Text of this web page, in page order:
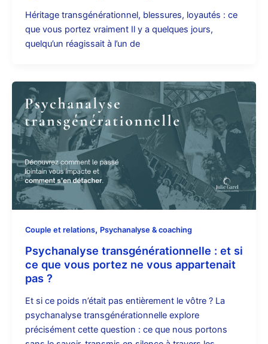
Héritage transgénérationnel, blessures, loyautés : ce
que vous portez vraiment Il y a quelques jours,
quelqu’un réagissait à l’un de
Couple et relations, Psychanalyse & coaching
Psychanalyse transgénérationnelle : et si
ce que vous portez ne vous appartenait
pas ?
Et si ce poids n’était pas entièrement le vôtre ? La
psychanalyse transgénérationnelle explore
précisément cette question : ce que nous portons